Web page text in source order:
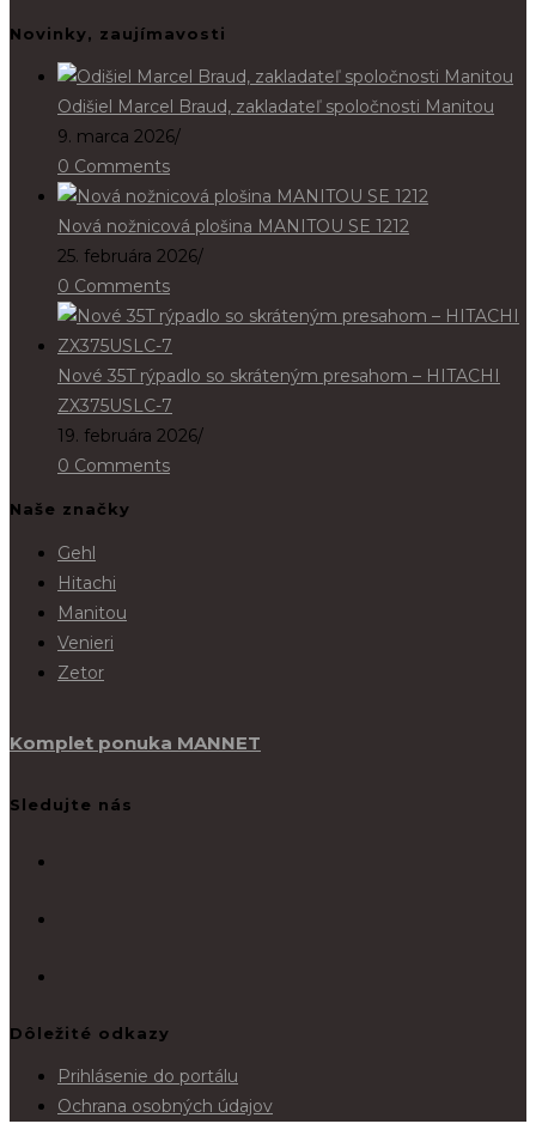
Novinky, zaujímavosti
Odišiel Marcel Braud, zakladateľ spoločnosti Manitou
9. marca 2026/
0 Comments
Nová nožnicová plošina MANITOU SE 1212
25. februára 2026/
0 Comments
Nové 35T rýpadlo so skráteným presahom – HITACHI
ZX375USLC-7
19. februára 2026/
0 Comments
Naše značky
Gehl
Hitachi
Manitou
Venieri
Zetor
Komplet ponuka MANNET
Sledujte nás
Dôležité odkazy
Prihlásenie do portálu
Ochrana osobných údajov